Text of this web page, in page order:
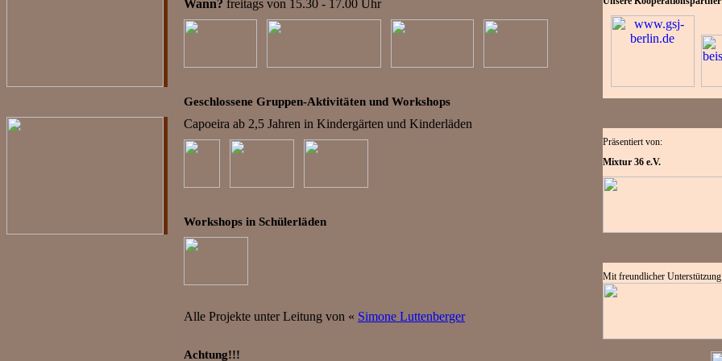
Wann? freitags von 15.30 - 17.00 Uhr
Geschlossene Gruppen-Aktivitäten und Workshops
Capoeira ab 2,5 Jahren in Kindergärten und Kinderläden
Workshops in Schülerläden
Alle Projekte unter Leitung von « Simone Luttenberger
Achtung!!!
Präsentiert von:
Mixtur 36 e.V.
Mit freundlicher